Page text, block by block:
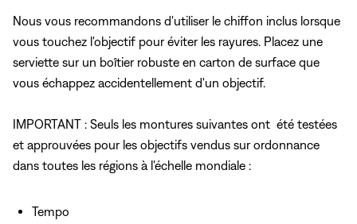
Nous vous recommandons d'utiliser le chiffon inclus lorsque
vous touchez l'objectif pour éviter les rayures. Placez une
serviette sur un boîtier robuste en carton de surface que
vous échappez accidentellement d'un objectif.
IMPORTANT : Seuls les montures suivantes ont été testées
et approuvées pour les objectifs vendus sur ordonnance
dans toutes les régions à l'échelle mondiale :
Tempo